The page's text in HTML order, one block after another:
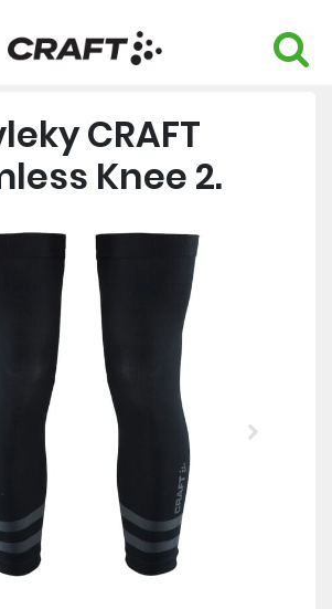
CRAFT
Knee 2.
Next